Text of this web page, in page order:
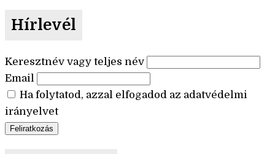
Hírlevél
Keresztnév vagy teljes név
Email
Ha folytatod, azzal elfogadod az adatvédelmi
irányelvet